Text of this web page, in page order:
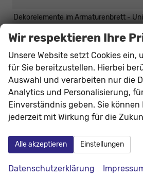
Dekorelemente im Armaturenbrett -
Einstiegsleisten in den Vordertüren
Innenspiegel automatisch abblendend
Mittelarmlehne vorne
Radlaufschutz
Regenschirm unter dem Beifahrersitz
Sunset - dunkel getönte Scheiben
Infotainment &
Wir respektieren Ihre
Unsere Website setzt Cookies ein,
für Sie bereitzustellen. Hierbei
Auswahl und verarbeiten nur die
Analytics und Personalisierung,
Einverständnis geben. Sie
jederzeit mit Wirkung für die
Alle akzeptieren Einstellungen
Datenschutzerklärung